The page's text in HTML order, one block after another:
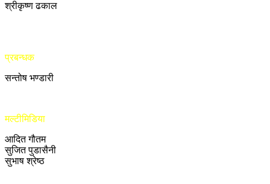
श्रीकृष्ण ढकाल
प्रबन्धक
सन्तोष भण्डारी
मल्टीमिडिया
आदित गौतम
सुजित पुडासैनी
सुभाष श्रेष्ठ